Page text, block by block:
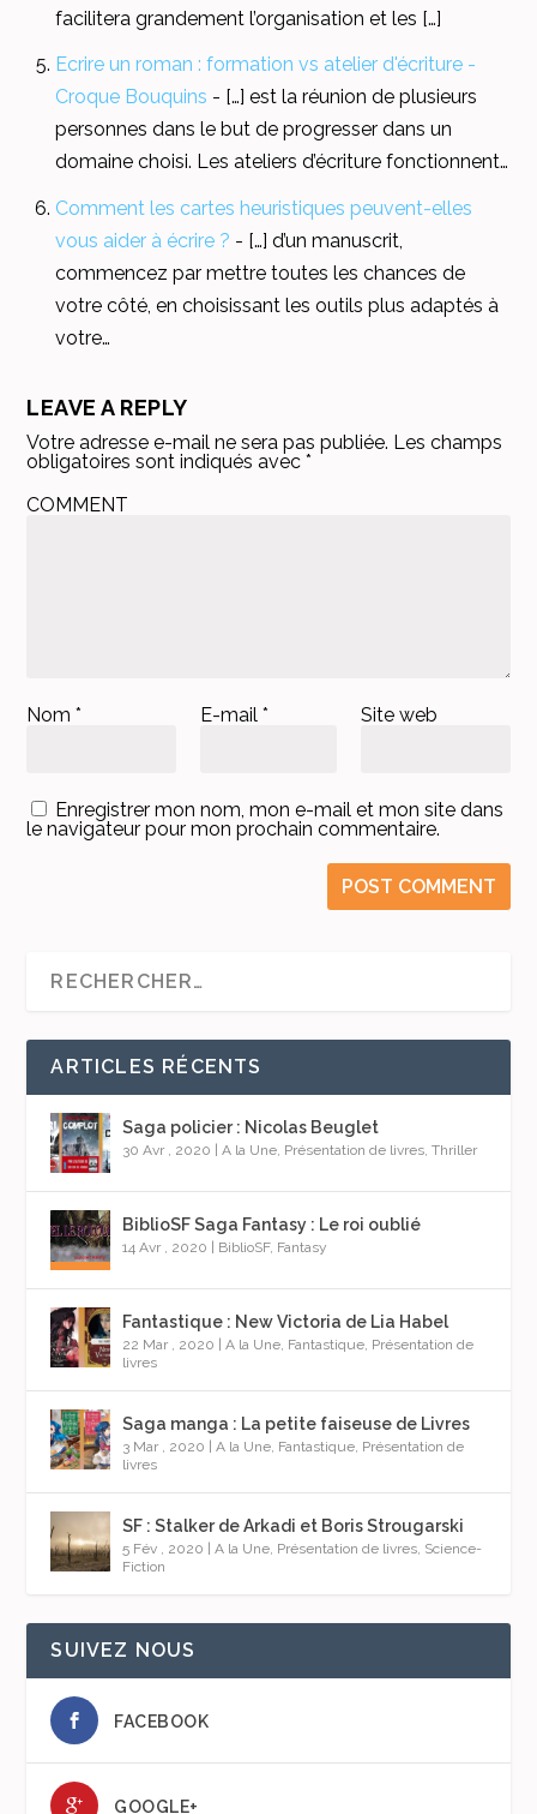
facilitera grandement l’organisation et les […]
Ecrire un roman : formation vs atelier d'écriture -
Croque Bouquins - […] est la réunion de plusieurs
personnes dans le but de progresser dans un
domaine choisi. Les ateliers d’écriture fonctionnent…
Comment les cartes heuristiques peuvent-elles
vous aider à écrire ? - […] d’un manuscrit,
commencez par mettre toutes les chances de
votre côté, en choisissant les outils plus adaptés à
votre…
LEAVE A REPLY
Votre adresse e-mail ne sera pas publiée. Les champs
obligatoires sont indiqués avec*
COMMENT
Nom* E-mail * Site web
Enregistrer mon nom, mon e-mail et mon site dans
le navigateur pour mon prochain commentaire.
ARTICLES RÉCENTS
Saga policier : Nicolas Beuglet
30 Avr , 2020 |A la Une Présentation de livres ,Thriller
BiblioSF Saga Fantasy : Le roi oublié
14 Avr , 2020 | BiblioSF, Fantasy
Fantastique : New Victoria de Lia Habel
22 Mar , 2020 |A la Une Fantastique Présentation de
livres
Saga manga : La petite faiseuse de Livres
3 Mar , 2020 |A la Une Fantastique Présentation de
livres
SF : Stalker de Arkadi et Boris Strougarski
5 Fév , 2020 |A la Une Présentation de livres Science-
Fiction
SUIVEZ NOUS
FACEBOOK
GOOGLE+